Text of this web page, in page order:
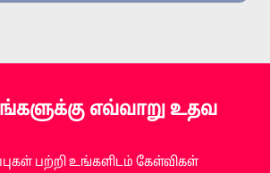
எவ்வாறு உதவ
பற்றி உங்களிடம் கேள்விகள்